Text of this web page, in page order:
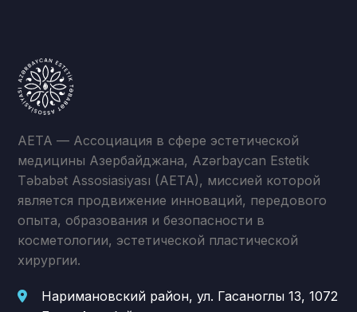
AETA — Ассоциация в сфере эстетической
медицины Азербайджана, Azərbaycan Estetik
Təbabət Assosiasiyası (AETA), миссией которой
является продвижение инноваций, передового
опыта, образования и безопасности в
косметологии, эстетической пластической
хирургии.
Наримановский район, ул. Гасаноглы 13, 1072